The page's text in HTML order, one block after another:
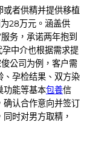
者供精并提供移植
28万元。涵盖供
务，承诺两年抱到
中介也根据需求提
公司为例，客户需
、孕检结果、双方染
功能等基本包養信
确认合作意向并签订
时对男方取精，